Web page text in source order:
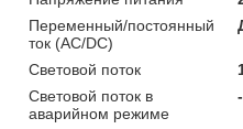
Переменный/постоянный
ток (AC/DC)
Световой поток
Световой поток в
аварийном режиме
-